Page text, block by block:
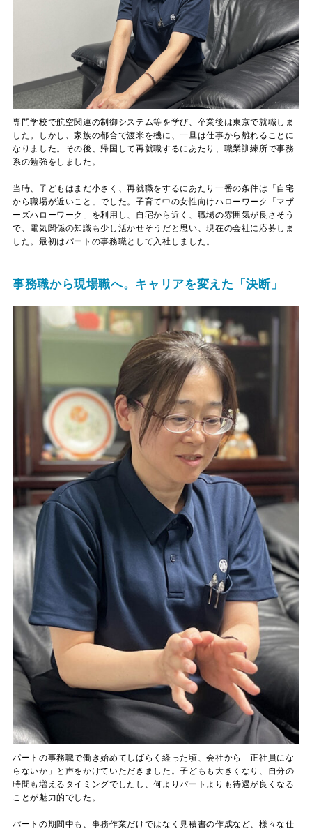
専門学校で航空関連の制御システム等を学び、卒業後は東京で就職しま
した。しかし、家族の都合で渡米を機に、一旦は仕事から離れることに
なりました。その後、帰国して再就職するにあたり、職業訓練所で事務
系の勉強をしました。
当時、子どもはまだ小さく、再就職をするにあたり一番の条件は「自宅
から職場が近いこと」でした。子育て中の女性向けハローワーク「マザ
ーズハローワーク」を利用し、自宅から近く、職場の雰囲気が良さそう
で、電気関係の知識も少し活かせそうだと思い、現在の会社に応募しま
した。最初はパートの事務職として入社しました。
事務職から現場職へ。キャリアを変えた「決断」
パートの事務職で働き始めてしばらく経った頃、会社から「正社員にな
らないか」と声をかけていただきました。子どもも大きくなり、自分の
時間も増えるタイミングでしたし、何よりパートよりも待遇が良くなる
ことが魅力的でした。
パートの期間中も、事務作業だけではなく見積書の作成など、様々な仕